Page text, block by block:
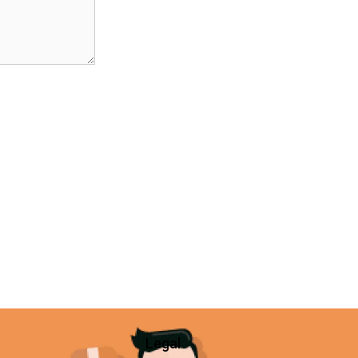
Legal